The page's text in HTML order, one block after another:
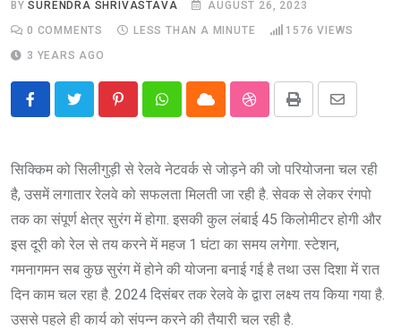
BYSURENDRA SHRIVASTAVA
AUGUST 26, 2023
0 COMMENTS LESS THAN A MINUTE 1576 VIEWS
3 YEARS AGO
PinterestWhatsappCloud StumbleUpon
Print
Share
सिक्किम को सिलीगुड़ी से रेलवे नेटवर्क से जोड़ने की जो परियोजना चल रही
है, उसमें लगातार रेलवे को सफलता मिलती जा रही है. सेवक से लेकर रंगपो
तक का संपूर्ण क्षेत्र सुरंग में होगा. इसकी कुल लंबाई 45 किलोमीटर होगी और
इस दूरी को रेल से तय करने में महज 1 घंटा का समय लगेगा. स्टेशन,
गमनागमन सब कुछ सुरंग में होने की योजना बनाई गई है तथा उस दिशा में रात
दिन काम चल रहा है. 2024 दिसंबर तक रेलवे के द्वारा लक्ष्य तय किया गया है.
उससे पहले ही कार्य को संपन्न करने की तैयारी चल रही है.